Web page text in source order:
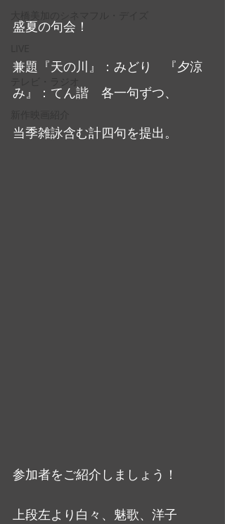
盛夏の句会！
兼題『天の川』：みどり　『夕涼
み』：てん諧　各一句ずつ、
当季雑詠含む計四句を提出。
参加者をご紹介しましょう！
上段左より白々、魅歌、洋子